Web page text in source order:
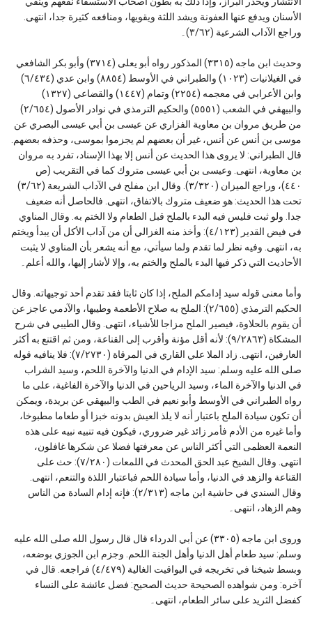
الأسنان ويدفع عنها العفونة ويشد اللثة ويقويها، ومنافعه كثيرة جدا، انتهى.
وراجع الآداب الشرعية (٣/٦٢)۔
وحديث ابن ماجه (٣٣١٥) المذكور رواه أبو يعلى (٣٧١٤) وأبو بكر الشافعي
في الغيلانيات (١٠٢٣) والطبراني في الأوسط (٨٨٥٤) وابن عدي (٦/٤٣٤)
وابن الأعرابي في معجمه (٢٢٥٤) وتمام (١٤٤٧) والقضاعي (١٣٢٧)
والبيهقي في الشعب (٥٥٥١) والحكيم الترمذي في نوادر الأصول (٢/٦٥٤)
من طريق مروان بن معاوية الفزاري عن عيسى بن أبي عيسى البصري عن
موسى بن أنس عن أنس، غير أن بعضهم لم يجزموا بموسى، وحذفه بعضهم.
قال الطبراني: لا يروى هذا الحديث عن أنس إلا بهذا الإسناد، تفرد به مروان
بن معاوية، انتهى. وعيسى بن أبي عيسى متروك كما في التقريب (ص
٤٤٠)، وراجع الميزان (٣/٣٢٠). وقال ابن مفلح في الآداب الشريعة (٣/٦٢)
تحت هذا الحديث: هو ضعيف متروك بالاتفاق، انتهى. فالحاصل أنه ضعيف
جدا. ولو ثبت فليس فيه البدء بالملح قبل الطعام ولا الختم به. وقال المناوي
في فيض القدير (٤/١٢٣): وأخذ منه الغزالي أن من آداب الأكل أن يبدأ ويختم
به، انتهى. وفيه نظر لما تقدم ولما سيأتي، مع أنه يشعر بأن المناوي لا يثبت
الأحاديث التي ذكر فيها البدء بالملح والختم به، وإلا لأشار إليها، والله أعلم۔
وأما معنى قوله سيد إدامكم الملح، إذا كان ثابتا فقد تقدم أحد توجيهاته. وقال
الحكيم الترمذي (٢/٦٥٥): الملح به صلاح الأطعمة وطيبها، والآدمي عاجز عن
أن يقوم بالحلاوة، فيصير الملح مزاجا للأشياء، انتهى. وقال الطيبي في شرح
المشكاة (٩/٢٨٦٣): لأنه أقل مؤنة وأقرب إلى القناعة، ومن ثم اقتنع به أكثر
العارفين، انتهى. زاد الملا علي القاري في المرقاة (٧/٢٧٣٠): فلا ينافيه قوله
صلى الله عليه وسلم: سيد الإدام في الدنيا والآخرة اللحم، وسيد الشراب
في الدنيا والآخرة الماء، وسيد الرياحين في الدنيا والآخرة الفاغية، على ما
رواه الطبراني في الأوسط وأبو نعيم في الطب والبيهقي عن بريدة، ويمكن
أن تكون سيادة الملح باعتبار أنه لا يلذ العيش بدونه خبزا أو طعاما مطبوخا،
وأما غيره من الأدم فأمر زائد غير ضروري، فيكون فيه تنبيه نبيه على هذه
النعمة العظمى التي أكثر الناس عن معرفتها فضلا عن شكرها غافلون،
انتهى. وقال الشيخ عبد الحق المحدث في اللمعات (٧/٢٨٠): حث على
القناعة والزهد في الدنيا، وأما سيادة اللحم فباعتبار اللذة والتنعم، انتهى.
وقال السندي في حاشية ابن ماجه (٢/٣١٣): فإنه إدام السادة من الناس
وهم الزهاد، انتهى۔
وروى ابن ماجه (٣٣٠٥) عن أبي الدرداء قال قال رسول الله صلى الله عليه
وسلم: سيد طعام أهل الدنيا وأهل الجنة اللحم. وجزم ابن الجوزي بوضعه،
وبسط شيخنا في تخريجه في اليواقيت الغالية (٤/٤٧٩) فراجعه. قال في
آخره: ومن شواهده الصحيحة حديث الصحيح: فضل عائشة على النساء
كفضل الثريد على سائر الطعام، انتهى۔